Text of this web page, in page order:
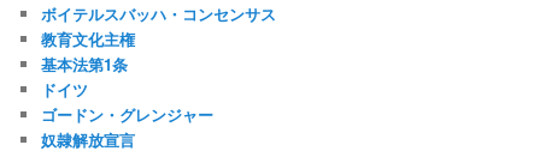
ボイテルスバッハ・コンセンサス
教育文化主権
基本法第1条
ドイツ
ゴードン・グレンジャー
奴隷解放宣言